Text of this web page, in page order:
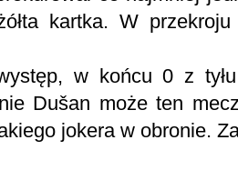
kartka. W
w końcu 0 z
Dušan może ten
jokera w obronie.